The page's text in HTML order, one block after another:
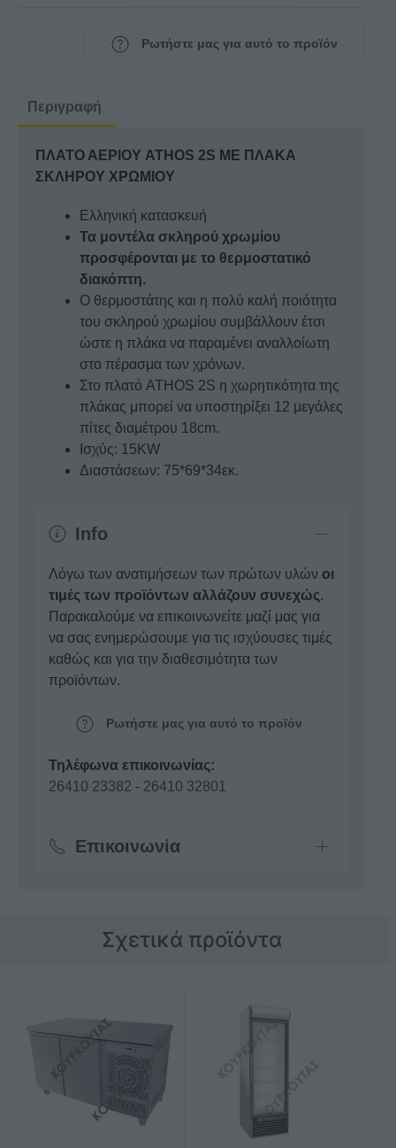
ΣΚΛΗΡΟΥ
ποσότητα
Ρωτήστε μας για αυτό το προϊόν
Περιγραφή
ΠΛΑΤΟ ΑΕΡΙΟΥ ATHOS 2S ΜΕ ΠΛΑΚΑ
ΣΚΛΗΡΟΥ ΧΡΩΜΙΟΥ
Ελληνική κατασκευή
Τα μοντέλα σκληρού χρωμίου
προσφέρονται με το θερμοστατικό
διακόπτη.
Ο θερμοστάτης και η πολύ καλή ποιότητα
του σκληρού χρωμίου συμβάλλουν έτσι
ώστε η πλάκα να παραμένει αναλλοίωτη
στο πέρασμα των χρόνων.
Στο πλατό ATHOS 2S η χωρητικότητα της
πλάκας μπορεί να υποστηρίξει 12 μεγάλες
πίτες διαμέτρου 18cm.
Ισχύς: 15KW
Διαστάσεων: 75*69*34εκ.
Info
Λόγω των ανατιμήσεων των πρώτων υλών οι
τιμές των προϊόντων αλλάζουν συνεχώς.
Παρακαλούμε να επικοινωνείτε μαζί μας για
να σας ενημερώσουμε για τις ισχύουσες τιμές
καθώς και για την διαθεσιμότητα των
προϊόντων.
Ρωτήστε μας για αυτό το προϊόν
Τηλέφωνα επικοινωνίας:
26410 23382 - 26410 32801
Επικοινωνία
Σχετικά προϊόντα
πολλαπλές
παραλλαγές.